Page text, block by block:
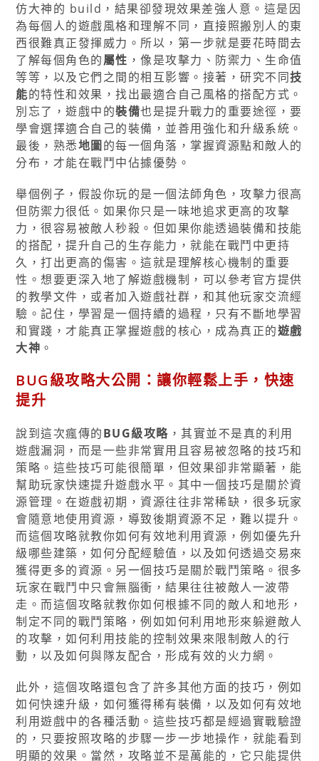
仿大神的 build，結果卻發現效果差強人意。這是因
為每個人的遊戲風格和理解不同，直接照搬別人的東
西很難真正發揮威力。所以，第一步就是要花時間去
了解每個角色的屬性 ，像是攻擊力、防禦力、生命值
等等，以及它們之間的相互影響。接著，研究不同技
能的特性和效果，找出最適合自己風格的搭配方式。
別忘了，遊戲中的裝備也是提升戰力的重要途徑，要
學會選擇適合自己的裝備，並善用強化和升級系統。
最後，熟悉地圖的每一個角落，掌握資源點和敵人的
分布，才能在戰鬥中佔據優勢。
舉個例子，假設你玩的是一個法師角色，攻擊力很高
但防禦力很低。如果你只是一味地追求更高的攻擊
力，很容易被敵人秒殺。但如果你能透過裝備和技能
的搭配，提升自己的生存能力，就能在戰鬥中更持
久，打出更高的傷害。這就是理解核心機制的重要
性。想要更深入地了解遊戲機制，可以參考官方提供
的教學文件，或者加入遊戲社群，和其他玩家交流經
驗。記住，學習是一個持續的過程，只有不斷地學習
和實踐，才能真正掌握遊戲的核心，成為真正的遊戲
大神 。
BUG級攻略大公開：讓你輕鬆上手，快速
提升
說到這次瘋傳的BUG級攻略 ，其實並不是真的利用
遊戲漏洞，而是一些非常實用且容易被忽略的技巧和
策略。這些技巧可能很簡單，但效果卻非常顯著，能
幫助玩家快速提升遊戲水平。其中一個技巧是關於資
源管理。在遊戲初期，資源往往非常稀缺，很多玩家
會隨意地使用資源，導致後期資源不足，難以提升。
而這個攻略就教你如何有效地利用資源，例如優先升
級哪些建築，如何分配經驗值，以及如何透過交易來
獲得更多的資源。另一個技巧是關於戰鬥策略。很多
玩家在戰鬥中只會無腦衝，結果往往被敵人一波帶
走。而這個攻略就教你如何根據不同的敵人和地形，
制定不同的戰鬥策略，例如如何利用地形來躲避敵人
的攻擊，如何利用技能的控制效果來限制敵人的行
動，以及如何與隊友配合，形成有效的火力網。
此外，這個攻略還包含了許多其他方面的技巧，例如
如何快速升級，如何獲得稀有裝備，以及如何有效地
利用遊戲中的各種活動。這些技巧都是經過實戰驗證
的，只要按照攻略的步驟一步一步地操作，就能看到
明顯的效果。當然，攻略並不是萬能的，它只能提供